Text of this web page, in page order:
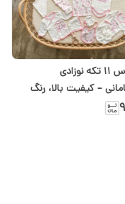
ست لباس ۱۱ تکه نوزادی
– کیفیت بالا، رنگ
دختر